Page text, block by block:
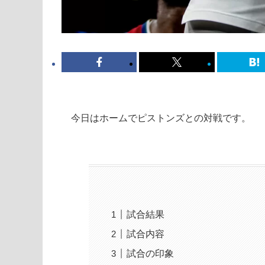
今日はホームでピストンズとの対戦です。
試合結果
試合内容
試合の印象